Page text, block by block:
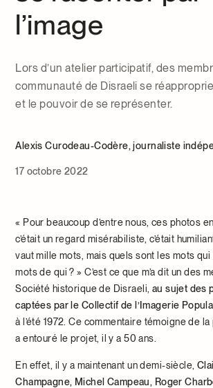
l’image
Lors d’un atelier participatif, des
communauté de Disraeli se
et le pouvoir de se représenter.
Alexis Curodeau-Codère, journaliste
17 octobre 2022
« Pour beaucoup d’entre nous, ces photos
c’était un regard misérabiliste, c’était
vaut mille mots, mais quels sont les mots
mots de qui ? » C’est ce que m’a dit un des
Société historique de Disraeli, au sujet des
captées par le Collectif de l’Imagerie
à l’été 1972. Ce commentaire témoigne de
a entouré le projet, il y a 50 ans.
En effet, il y a maintenant un demi-siècle,
Champagne, Michel Campeau, Roger